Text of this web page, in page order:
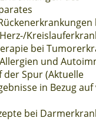
bei
und
der Spur (Aktuelle
in Bezug
bei